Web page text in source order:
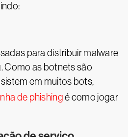
para distribuir malware
Como as botnets são
em muitos bots,
de phishingé como jogar